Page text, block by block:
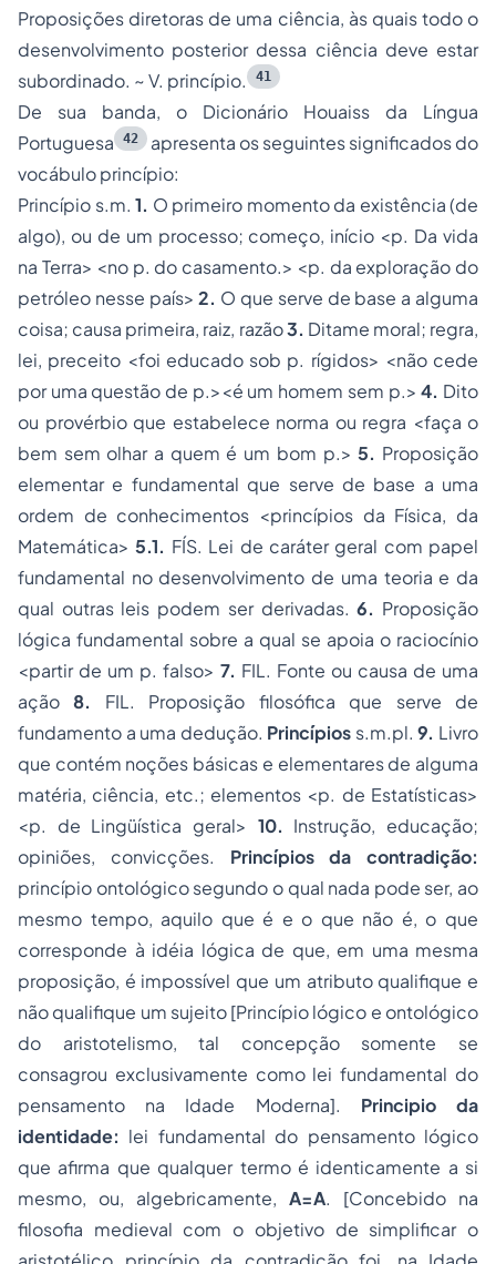
Proposições diretoras de uma ciência, às quais todo o
desenvolvimento posterior dessa ciência deve estar
subordinado. ~ V. princípio. 41
De sua banda, o Dicionário Houaiss da Língua
Portuguesa
42
apresenta os seguintes significados do
vocábuloprincípio:
Princípio s.m. 1. O primeiro momento da existência (de
algo), ou de um processo; começo, início <p. Da vida
na Terra> <no p. do casamento.> <p. da exploração do
petróleo nesse país>2. O que serve de base a alguma
coisa; causa primeira, raiz, razão3. Ditame moral; regra,
lei, preceito <foi educado sob p. rígidos> <não cede
por uma questão de p.><é um homem sem p.> 4. Dito
ou provérbio que estabelece norma ou regra <faça o
bem sem olhar a quem é um bom p.> 5. Proposição
elementar e fundamental que serve de base a uma
ordem de conhecimentos <princípios da Física, da
Matemática> 5.1. FÍS. Lei de caráter geral com papel
fundamental no desenvolvimento de uma teoria e da
qual outras leis podem ser derivadas.6. Proposição
lógica fundamental sobre a qual se apoia o raciocínio
<partir de um p. falso> 7. FIL. Fonte ou causa de uma
ação8. FIL. Proposição filosófica que serve de
fundamento a uma dedução. Princípios s.m.pl.9. Livro
que contém noções básicas e elementares de alguma
matéria, ciência, etc.; elementos <p. de Estatísticas>
<p. de Lingüística geral> 10. Instrução, educação;
opiniões, convicções. Princípios da contradição:
princípio ontológico segundo o qual nada pode ser, ao
mesmo tempo, aquilo que é e o que não é, o que
corresponde à idéia lógica de que, em uma mesma
proposição, é impossível que um atributo qualifique e
não qualifique um sujeito [Princípio lógico e ontológico
do aristotelismo, tal concepção somente se
consagrou exclusivamente como leifundamental do
pensamento na Idade Moderna]. Principio da
identidade: lei fundamental do pensamento lógico
que afirma que qualquer termo é identicamente a si
mesmo, ou, algebricamente, A=A. [Concebido na
filosofia medieval com o objetivo de simplificar o